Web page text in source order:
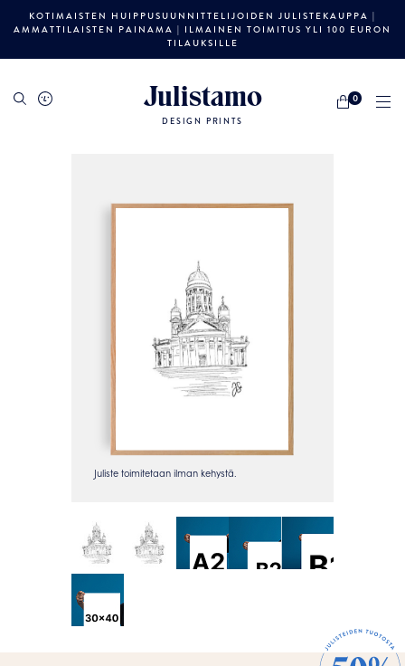
KOTIMAISTEN HUIPPUSUUNNITTELIJOIDEN JULISTEKAUPPA |
AMMATTILAISTEN PAINAMA | ILMAINEN TOIMITUS YLI 100 EURON
TILAUKSILLE
Julistamo
DESIGN PRINTS
0